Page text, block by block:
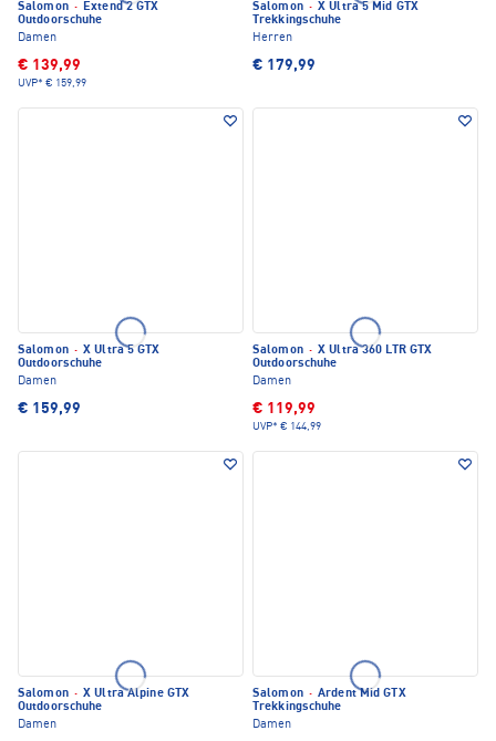
Salomon · Extend 2 GTX
Outdoorschuhe
Damen
€ 139,99
UVP* € 159,99
Salomon · X Ultra 5 Mid GTX
Trekkingschuhe
Herren
€ 179,99
Salomon · X Ultra 5 GTX
Outdoorschuhe
Damen
€ 159,99
Salomon · X Ultra 360 LTR GTX
Outdoorschuhe
Damen
€ 119,99
UVP* € 144,99
Salomon · X Ultra Alpine GTX
Outdoorschuhe
Damen
Salomon · Ardent Mid GTX
Trekkingschuhe
Damen